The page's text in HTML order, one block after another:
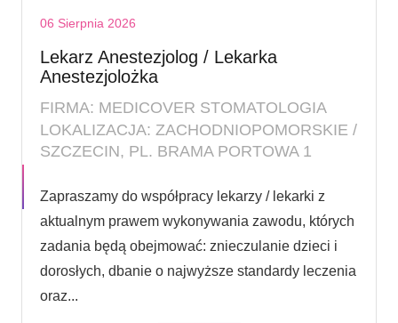
06 Sierpnia 2026
Lekarz Anestezjolog / Lekarka
Anestezjolożka
FIRMA: MEDICOVER STOMATOLOGIA
LOKALIZACJA: ZACHODNIOPOMORSKIE /
SZCZECIN, PL. BRAMA PORTOWA 1
Zapraszamy do współpracy lekarzy / lekarki z
aktualnym prawem wykonywania zawodu, których
zadania będą obejmować: znieczulanie dzieci i
dorosłych, dbanie o najwyższe standardy leczenia
oraz...